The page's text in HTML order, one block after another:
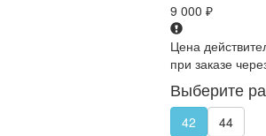
9 000 ₽
Цена
при заказе
Выберите
42
44